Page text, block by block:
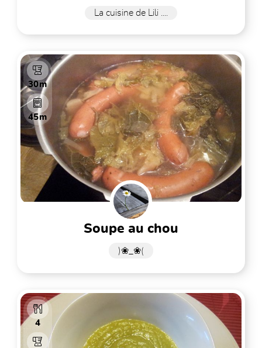
La cuisine de Lili ....
30m
45m
soupe au chou
)❀_❀(
4